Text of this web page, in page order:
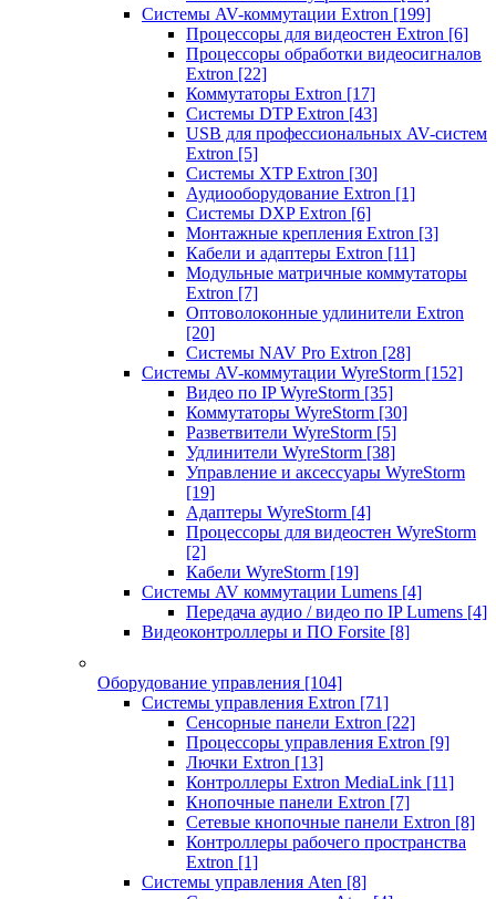
Системы AV-коммутации Extron [199]
Процессоры для видеостен Extron [6]
Процессоры обработки видеосигналов
Extron [22]
Коммутаторы Extron [17]
Системы DTP Extron [43]
USB для профессиональных AV-систем
Extron [5]
Системы XTP Extron [30]
Аудиооборудование Extron [1]
Системы DXP Extron [6]
Монтажные крепления Extron [3]
Кабели и адаптеры Extron [11]
Модульные матричные коммутаторы
Extron [7]
Оптоволоконные удлинители Extron
[20]
Системы NAV Pro Extron [28]
Системы AV-коммутации WyreStorm [152]
Видео по IP WyreStorm [35]
Коммутаторы WyreStorm [30]
Разветвители WyreStorm [5]
Удлинители WyreStorm [38]
Управление и аксессуары WyreStorm
[19]
Адаптеры WyreStorm [4]
Процессоры для видеостен WyreStorm
[2]
Кабели WyreStorm [19]
Системы AV коммутации Lumens [4]
Передача аудио / видео по IP Lumens [4]
Видеоконтроллеры и ПО Forsite [8]
Оборудование управления [104]
Системы управления Extron [71]
Сенсорные панели Extron [22]
Процессоры управления Extron [9]
Лючки Extron [13]
Контроллеры Extron MediaLink [11]
Кнопочные панели Extron [7]
Сетевые кнопочные панели Extron [8]
Контроллеры рабочего пространства
Extron [1]
Системы управления Aten [8]